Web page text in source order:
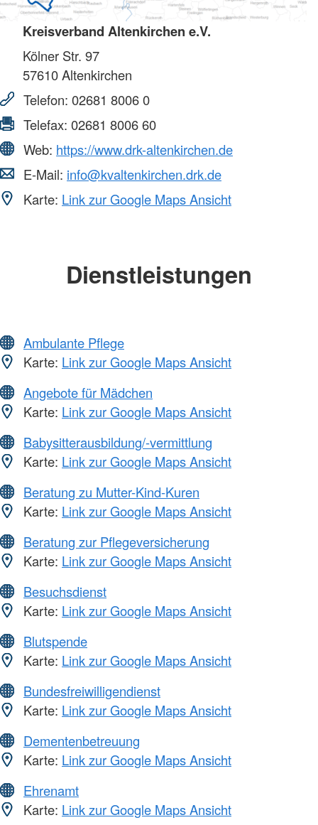
Kreisverband Altenkirchen e.V.
Kölner Str. 97
57610Altenkirchen
Telefon: 02681 8006 0
Telefax: 02681 8006 60
Web: https://www.drk-altenkirchen.de
E-Mail: info@kvaltenkirchen.drk.de
Karte: Link zur Google Maps Ansicht
Dienstleistungen
Ambulante Pflege
Karte: Link zur Google Maps Ansicht
Angebote für Mädchen
Karte: Link zur Google Maps Ansicht
Babysitterausbildung/-vermittlung
Karte: Link zur Google Maps Ansicht
Beratung zu Mutter-Kind-Kuren
Karte: Link zur Google Maps Ansicht
Beratung zur Pflegeversicherung
Karte: Link zur Google Maps Ansicht
Besuchsdienst
Karte: Link zur Google Maps Ansicht
Blutspende
Karte: Link zur Google Maps Ansicht
Bundesfreiwilligendienst
Karte: Link zur Google Maps Ansicht
Dementenbetreuung
Karte: Link zur Google Maps Ansicht
Ehrenamt
Karte: Link zur Google Maps Ansicht